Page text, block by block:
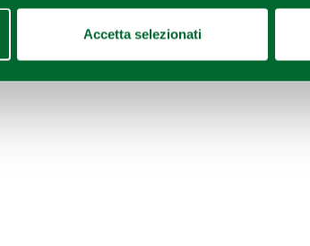
Accetta selezionati